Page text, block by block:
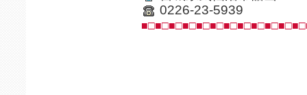
0226-23-5939